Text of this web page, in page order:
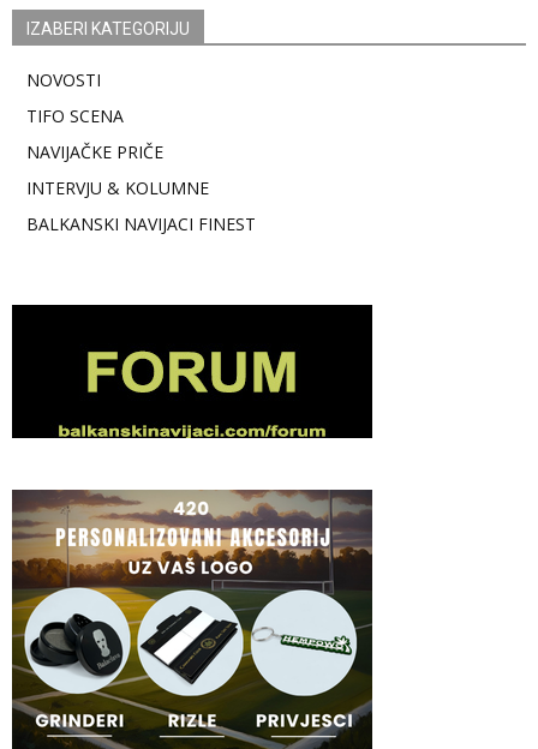
IZABERI KATEGORIJU
NOVOSTI
TIFO SCENA
NAVIJAČKE PRIČE
INTERVJU & KOLUMNE
BALKANSKI NAVIJACI FINEST